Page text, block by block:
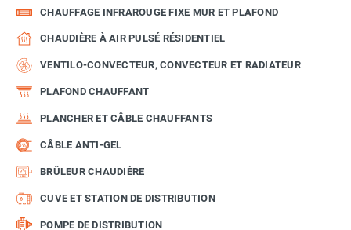
CHAUFFAGE INFRAROUGE FIXE MUR ET PLAFOND
CHAUDIÈRE À AIR PULSÉ RÉSIDENTIEL
VENTILO-CONVECTEUR, CONVECTEUR ET RADIATEUR
PLAFOND CHAUFFANT
PLANCHER ET CÂBLE CHAUFFANTS
CÂBLE ANTI-GEL
BRÛLEUR CHAUDIÈRE
CUVE ET STATION DE DISTRIBUTION
POMPE DE DISTRIBUTION